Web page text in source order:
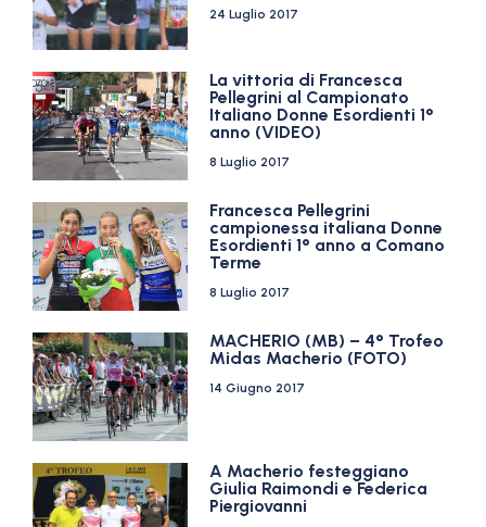
24 Luglio 2017
La vittoria di Francesca
Pellegrini al Campionato
Italiano Donne Esordienti 1°
anno (VIDEO)
8 Luglio 2017
Francesca Pellegrini
campionessa italiana Donne
Esordienti 1° anno a Comano
Terme
8 Luglio 2017
MACHERIO (MB) – 4° Trofeo
Midas Macherio (FOTO)
14 Giugno 2017
A Macherio festeggiano
Giulia Raimondi e Federica
Piergiovanni